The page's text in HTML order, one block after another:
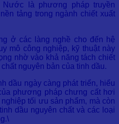
là phương pháp truyền
tảng trong ngành chiết xuất
ở các làng nghề cho đến hệ
mô công nghiệp, kỹ thuật này
nhờ vào khả năng tách chiết
nguyên bản của tinh dầu.
dầu ngày càng phát triển, hiểu
phương pháp chưng cất hơi
tối ưu sản phẩm, mà còn
dầu nguyên chất và các loại